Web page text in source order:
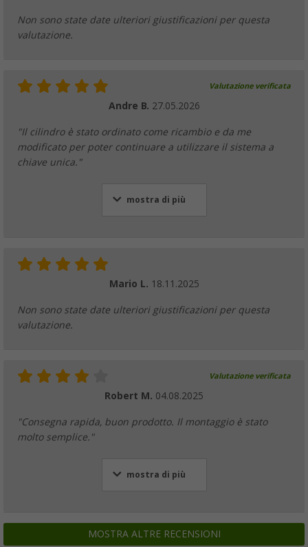
Non sono state date ulteriori giustificazioni per questa
valutazione.
Valutazione verificata
Andre B. 27.05.2026
"Il cilindro è stato ordinato come ricambio e da me
modificato per poter continuare a utilizzare il sistema a
chiave unica."
mostra di più
Mario L. 18.11.2025
Non sono state date ulteriori giustificazioni per questa
valutazione.
Valutazione verificata
Robert M. 04.08.2025
"Consegna rapida, buon prodotto. Il montaggio è stato
molto semplice."
mostra di più
MOSTRA ALTRE RECENSIONI